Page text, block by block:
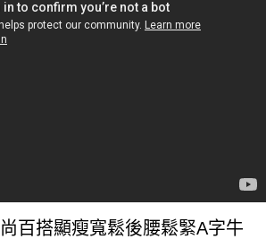
百搭顯瘦寬鬆後腰鬆緊A字牛